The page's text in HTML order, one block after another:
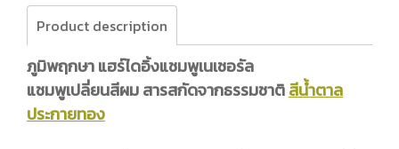
Product description
ภูมิพฤกษา แฮร์ไดอิ้งแชมพูเนเชอรัล
แชมพูเปลี่ยนสีผม สารสกัดจากธรรมชาติสีน้ำตาล
ประกายทอง